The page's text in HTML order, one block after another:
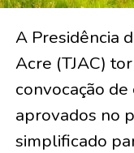
A Presidência
Acre (TJAC)
convocação
aprovados no
simplificado